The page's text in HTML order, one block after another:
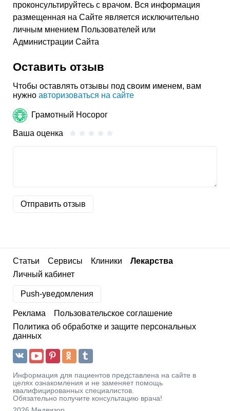
проконсультируйтесь с врачом. Вся информация
размещенная на Сайте является исключительно
личным мнением Пользователей или
Администрации Сайта
Оставить отзыв
Чтобы оставлять отзывы под своим именем, вам
нужно авторизоваться на сайте
Грамотный Носорог
Ваша оценка
Отправить отзыв
Статьи Сервисы Клиники
Лекарства
Личный кабинет
Push-уведомления
Реклама
Пользовательское соглашение
Политика об обработке и защите персональных
данных
Информация для пациентов представлена на сайте в
целях ознакомления и не заменяет помощь
квалифицированных специалистов.
Обязательно получите консультацию врача!